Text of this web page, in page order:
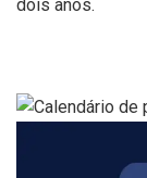
dois anos.